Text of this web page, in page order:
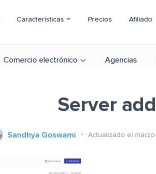
Características Precios Afiliado
Comercio electrónico Agencias
Server
Sandhya Goswami Actualizado el marzo